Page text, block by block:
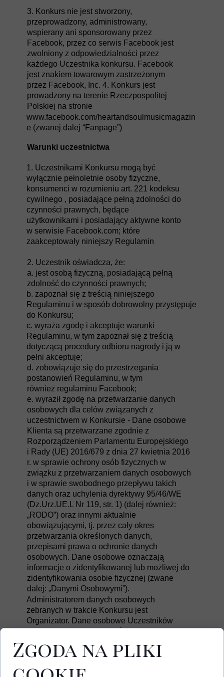
3. Konkurs nie jest stworzony,
przeprowadzony, administrowany,
wspierany ani sponsorowany przez
Facebook, przez co serwis Facebook jest
zwolniony z odpowiedzialności przez
każdego Uczestnika konkursu. Facebook
jest znakiem towarowym zastrzeżonym
przez Facebook, Inc. 4. Konkurs jest
prowadzony na terenie Rzeczpospolitej
Polskiej na stronie
www.facebook.com/heartandsoulmusicmagazin
e (zwanej dalej “Fanpage”)
Warunki uczestnictwa
1. Uczestnikami Konkursu mogą być
wyłącznie pełnoletnie osoby fizyczne,
konsumenci w rozumieniu art. 221 kodeksu
cywilnego , posiadające pełną zdolności do
czynności prawnych, będące
użytkownikami i posiadający aktywne konto
w serwisie Facebook.com; które
zaakceptowały niniejszy Regulamin
2. Uczestnik oświadcza, że:
a. jest osobą fizyczną, posiadającą pełną
zdolność do czynności prawnych;
b. zapoznał się z treścią niniejszego
Regulaminu i w sposób dobrowolny przystępuje
do Konkursu;
c. wyraża zgodę i akceptuje warunki
Regulaminu, w tym zapoznał się z treścią
dotyczącą procedury odbioru nagrody i ją w
pełni akceptuje;
d. zobowiązuje się do przestrzegania
postanowień Regulaminu, w tym
również regulaminu Facebook;
e. wyraził zgodę na przetwarzanie danych
osobowych dla celów związanych z
uczestnictwem w Konkursie - Dane osobowe
Klienta są przetwarzane zgodnie z
Rozporządzeniem Parlamentu Europejskiego
i Rady (UE) 2016/679 z dnia 27 kwietnia 2016
r. w sprawie ochrony osób fizycznych w
związku z przetwarzaniem danych osobowych
i w sprawie swobodnego przepływu takich
danych oraz uchylenia dyrektywy 95/46/WE
(Dz.Urz.UE.L Nr 119, str. 1) (dalej również:
„RODO”) oraz innymi aktualnie
obowiązującymi, tj. przez cały okres
przetwarzania określonych danych,
przepisami prawa o ochronie danych
osobowych. Dane osobowe oznaczają
informacje o zidentyfikowanej lub możliwej do
zidentyfikowania osobie fizycznej (zwane
dalej: „Danymi Osobowymi”).
Administratorem danych osobowych
zebranych w trakcie Konkursu jest
Organizator. Dane osobowe Uczestników
będą przetwarzane do celów związanych z
laureatów, poinformowaniu laureatów o
Dane osobowe nie będą przekazywane do
Zgoda na pliki